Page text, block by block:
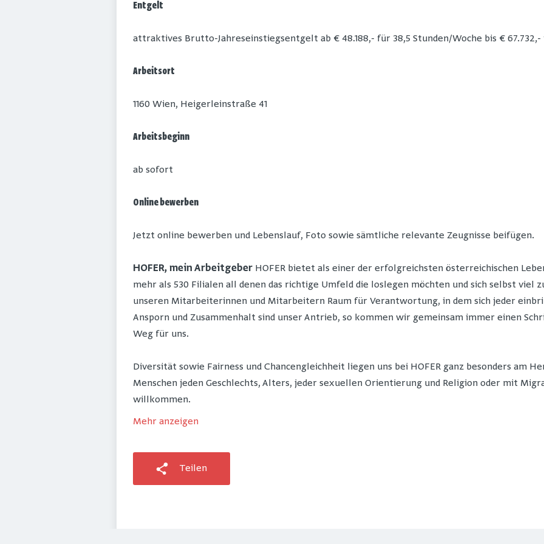
Entgelt
attraktives Brutto-Jahreseinstiegsentgelt ab € 48.188,- für 38,5 Stunden/Woche bis € 67.732,-
Arbeitsort
1160 Wien, Heigerleinstraße 41
Arbeitsbeginn
ab sofort
Online bewerben
Jetzt online bewerben und Lebenslauf, Foto sowie sämtliche relevante Zeugnisse beifügen.
HOFER, mein Arbeitgeber HOFER bietet als einer der erfolgreichsten österreichischen
mehr als 530 Filialen all denen das richtige Umfeld die loslegen möchten und sich selbst viel
unseren Mitarbeiterinnen und Mitarbeitern Raum für Verantwortung, in dem sich jeder
Ansporn und Zusammenhalt sind unser Antrieb, so kommen wir gemeinsam immer einen
Weg für uns.
Diversität sowie Fairness und Chancengleichheit liegen uns bei HOFER ganz besonders am
Menschen jeden Geschlechts, Alters, jeder sexuellen Orientierung und Religion oder mit
willkommen.
Mehr anzeigen
Teilen